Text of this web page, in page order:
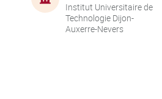
Institut Universitaire de
Technologie Dijon-
Auxerre-Nevers